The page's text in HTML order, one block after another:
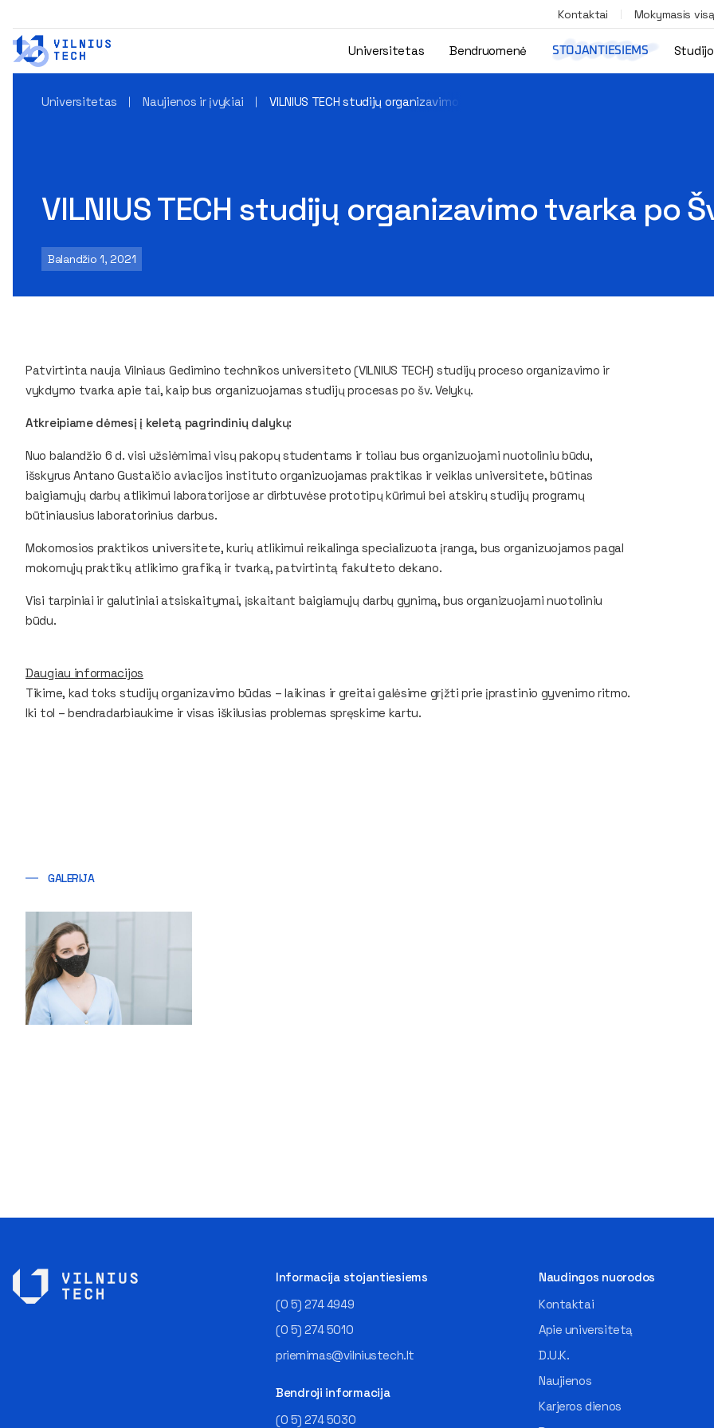
Kontaktai Mokymasis
Universitetas Bendruomenė STOJANTIESIEMS
Universitetas Naujienos ir įvykiai VILNIUS TECH studijų organizavimo tvarka po Šv. Velykų
VILNIUS TECH studijų organizavimo tvarka po
Balandžio 1, 2021
Patvirtinta nauja Vilniaus Gedimino technikos universiteto (VILNIUS TECH) studijų proceso organizavimo ir
vykdymo tvarka apie tai, kaip bus organizuojamas studijų procesas po šv. Velykų.
Atkreipiame dėmesį į keletą pagrindinių dalykų:
Nuo balandžio 6 d. visi užsiėmimai visų pakopų studentams ir toliau bus organizuojami nuotoliniu būdu,
išskyrus Antano Gustaičio aviacijos instituto organizuojamas praktikas ir veiklas universitete, būtinas
baigiamųjų darbų atlikimui laboratorijose ar dirbtuvėse prototipų kūrimui bei atskirų studijų programų
būtiniausius laboratorinius darbus.
Mokomosios praktikos universitete, kurių atlikimui reikalinga specializuota įranga, bus organizuojamos pagal
mokomųjų praktikų atlikimo grafiką ir tvarką, patvirtintą fakulteto dekano.
Visi tarpiniai ir galutiniai atsiskaitymai, įskaitant baigiamųjų darbų gynimą, bus organizuojami nuotoliniu
būdu.
Daugiau informacijos
Tikime, kad toks studijų organizavimo būdas – laikinas ir greitai galėsime grįžti prie įprastinio gyvenimo ritmo.
Iki tol – bendradarbiaukime ir visas iškilusias problemas spręskime kartu.
GALERIJA
Informacija stojantiesiems
(0 5) 274 4949
(0 5) 274 5010
priemimas@vilniustech.lt
Bendroji informacija
(0 5) 274 5030
Naudingos nuorodos
Kontaktai
Apie universitetą
D.U.K.
Naujienos
Karjeros dienos